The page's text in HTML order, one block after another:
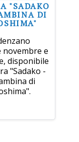
"SADAKO
DI
novembre e
disponibile
"Sadako -
di